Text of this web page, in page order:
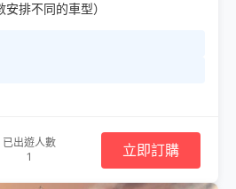
排不同的車型）
已出遊人數
1
立即訂購